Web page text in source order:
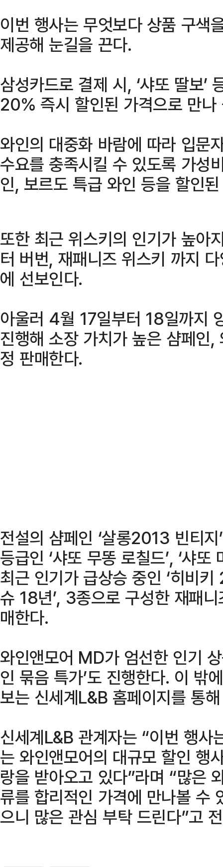
이번 행사는 무엇보다 상품 구색
제공해 눈길을 끈다.
삼성카드로 결제 시, ‘샤또 딸보’
20% 즉시 할인된 가격으로 만나
와인의 대중화 바람에 따라 입문
수요를 충족시킬 수 있도록 가성
인, 보르도 특급 와인 등을 할인
또한 최근 위스키의 인기가 높아
터 버번, 재패니즈 위스키 까지
에 선보인다.
아울러 4월 17일부터 18일까지
진행해 소장 가치가 높은 샴페인
정 판매한다.
전설의 샴페인 ‘살롱2013 빈티
등급인 ‘샤또 무똥 로칠드’, ‘샤
최근 인기가 급상승 중인 ‘히비키
슈 18년’, 3종으로 구성한 재패
매한다.
와인앤모어 MD가 엄선한 인기
인 묶음 특가’도 진행한다. 이 밖
보는 신세계L&B 홈페이지를 통
신세계L&B 관계자는 “이번 행
는 와인앤모어의 대규모 할인 행
랑을 받아오고 있다”라며 “많은
류를 합리적인 가격에 만나볼 수
으니 많은 관심 부탁 드린다”고